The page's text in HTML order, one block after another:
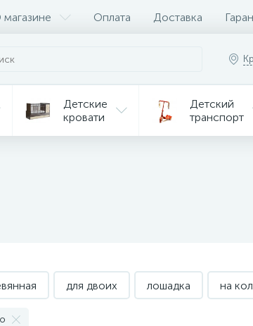
Оплата Доставка
Детские
кровати
Детский
транспорт
для двоих лошадка на